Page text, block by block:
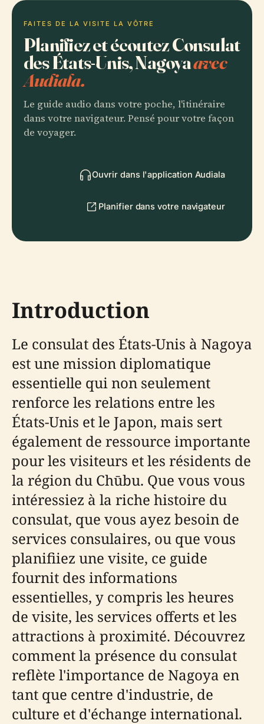
FAITES DE LA VISITE LA VÔTRE
Planifiez et écoutez Consulat
des États-Unis, Nagoyaavec
Audiala.
Le guide audio dans votre poche, l'itinéraire
dans votre navigateur. Pensé pour votre façon
de voyager.
Ouvrir dans l'application Audiala
Planifier dans votre navigateur
Introduction
Le consulat des États-Unis à Nagoya
est une mission diplomatique
essentielle qui non seulement
renforce les relations entre les
États-Unis et le Japon, mais sert
également de ressource importante
pour les visiteurs et les résidents de
la région du Chūbu. Que vous vous
intéressiez à la riche histoire du
consulat, que vous ayez besoin de
services consulaires, ou que vous
planifiiez une visite, ce guide
fournit des informations
essentielles, y compris les heures
de visite, les services offerts et les
attractions à proximité. Découvrez
comment la présence du consulat
reflète l'importance de Nagoya en
tant que centre d'industrie, de
culture et d'échange international.